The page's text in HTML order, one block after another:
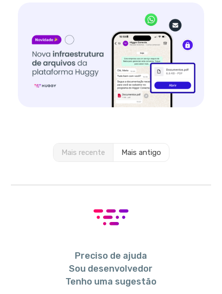
Mais recente Mais antigo
Preciso de ajuda
Sou desenvolvedor
Tenho uma sugestão